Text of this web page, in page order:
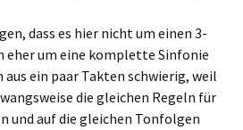
dass es hier nicht um einen 3-
eher um eine komplette Sinfonie
aus ein paar Takten schwierig, weil
die gleichen Regeln für
und auf die gleichen Tonfolgen